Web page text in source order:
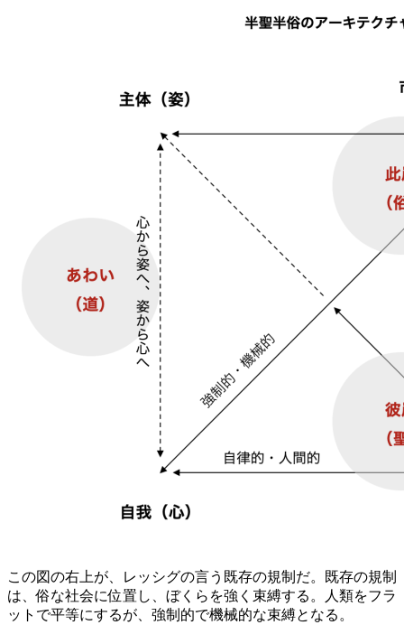
この図の右上が、レッシグの言う既存の規制だ。既存の規制
は、俗な社会に位置し、ぼくらを強く束縛する。人類をフラ
ットで平等にするが、強制的で機械的な束縛となる。